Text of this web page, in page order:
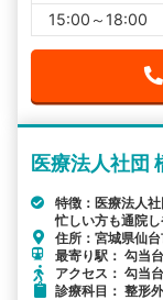
15:00～18:00
医療法人社団
特徴：医療法人
忙しい方も通院し
住所：宮城県仙
最寄り駅： 勾当
アクセス： 勾当
診療科目： 整形